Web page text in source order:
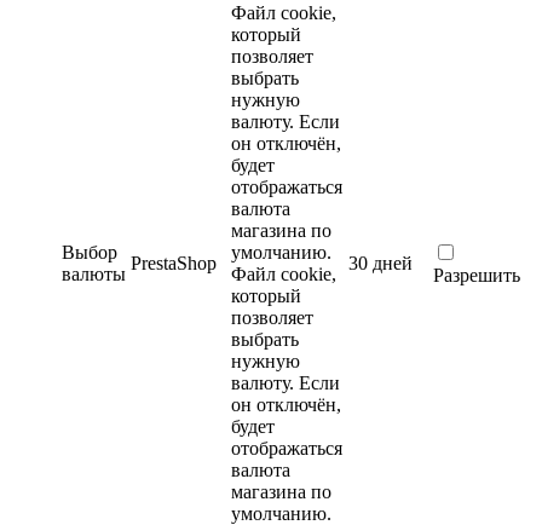
Выбор
валюты
PrestaShop
Файл cookie,
который
позволяет
выбрать
нужную
валюту. Если
он отключён,
будет
отображаться
валюта
магазина по
умолчанию.
Файл cookie,
который
позволяет
выбрать
нужную
валюту. Если
он отключён,
будет
отображаться
валюта
магазина по
умолчанию.
30 дней
Разрешить